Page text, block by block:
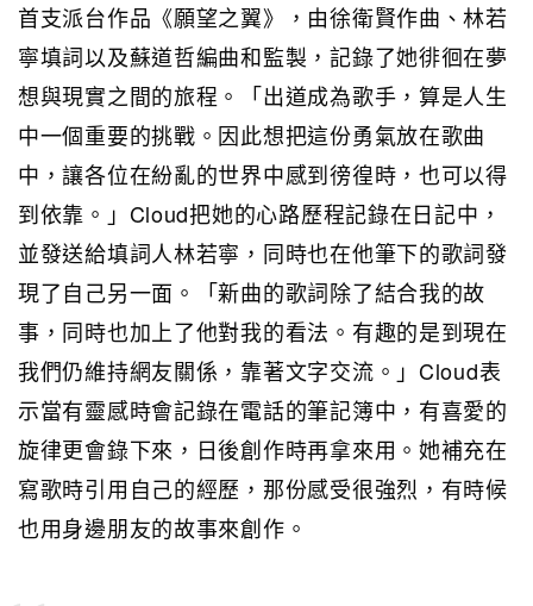
首支派台作品《願望之翼》，由徐衛賢作曲、林若
寧填詞以及蘇道哲編曲和監製，記錄了她徘徊在夢
想與現實之間的旅程。「出道成為歌手，算是人生
中一個重要的挑戰。因此想把這份勇氣放在歌曲
中，讓各位在紛亂的世界中感到徬徨時，也可以得
到依靠。」Cloud把她的心路歷程記錄在日記中，
並發送給填詞人林若寧，同時也在他筆下的歌詞發
現了自己另一面。「新曲的歌詞除了結合我的故
事，同時也加上了他對我的看法。有趣的是到現在
我們仍維持網友關係，靠著文字交流。」Cloud表
示當有靈感時會記錄在電話的筆記簿中，有喜愛的
旋律更會錄下來，日後創作時再拿來用。她補充在
寫歌時引用自己的經歷，那份感受很強烈，有時候
也用身邊朋友的故事來創作。